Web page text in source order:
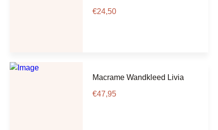
€24,50
Macrame Wandkleed Livia
€47,95